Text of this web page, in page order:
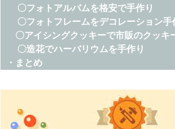
   〇フォトアルバムを格安で手作り
〇フォトフレームをデコレーション手
〇アイシングクッキーで市販のクッキ
   〇造花でハーバリウムを手作り
・まとめ